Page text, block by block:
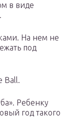
в виде
На нем не
под
Ball.
Ребенку
год такого